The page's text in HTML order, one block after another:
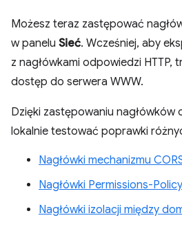
Możesz teraz zastępować
w panelu Sieć. Wcześniej, aby
z nagłówkami odpowiedzi HTTP,
dostęp do serwera WWW.
Dzięki zastępowaniu nagłówków
lokalnie testować poprawki
Nagłówki mechanizmu
Nagłówki Permissions-Policy
Nagłówki izolacji między